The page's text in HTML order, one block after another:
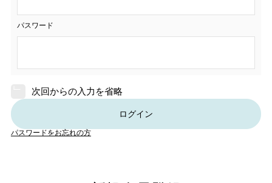
パスワード
次回からの入力を省略
ログイン
パスワードをお忘れの方